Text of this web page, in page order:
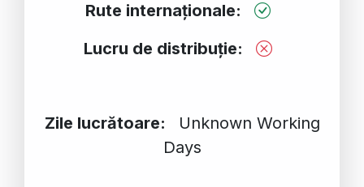
Rute internaționale:
Lucru de distribuție:
Zile lucrătoare:
Unknown Working
Days